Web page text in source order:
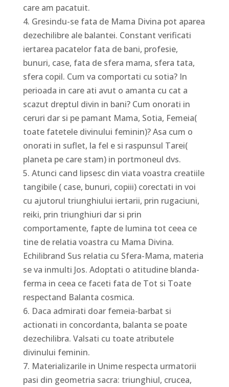
care am pacatuit.
4. Gresindu-se fata de Mama Divina pot aparea
dezechilibre ale balantei. Constant verificati
iertarea pacatelor fata de bani, profesie,
bunuri, case, fata de sfera mama, sfera tata,
sfera copil. Cum va comportati cu sotia? In
perioada in care ati avut o amanta cu cat a
scazut dreptul divin in bani? Cum onorati in
ceruri dar si pe pamant Mama, Sotia, Femeia(
toate fatetele divinului feminin)? Asa cum o
onorati in suflet, la fel e si raspunsul Tarei(
planeta pe care stam) in portmoneul dvs.
5. Atunci cand lipsesc din viata voastra creatiile
tangibile ( case, bunuri, copiii) corectati in voi
cu ajutorul triunghiului iertarii, prin rugaciuni,
reiki, prin triunghiuri dar si prin
comportamente, fapte de lumina tot ceea ce
tine de relatia voastra cu Mama Divina.
Echilibrand Sus relatia cu Sfera-Mama, materia
se va inmulti Jos. Adoptati o atitudine blanda-
ferma in ceea ce faceti fata de Tot si Toate
respectand Balanta cosmica.
6. Daca admirati doar femeia-barbat si
actionati in concordanta, balanta se poate
dezechilibra. Valsati cu toate atributele
divinului feminin.
7. Materializarile in Unime respecta urmatorii
pasi din geometria sacra: triunghiul, crucea,